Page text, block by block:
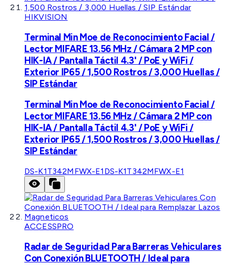
HIKVISION
Terminal Min Moe de Reconocimiento Facial /
Lector MIFARE 13.56 MHz / Cámara 2 MP con
HIK-IA / Pantalla Táctil 4.3' / PoE y WiFi /
Exterior IP65 / 1,500 Rostros / 3,000 Huellas /
SIP Estándar
Terminal Min Moe de Reconocimiento Facial /
Lector MIFARE 13.56 MHz / Cámara 2 MP con
HIK-IA / Pantalla Táctil 4.3' / PoE y WiFi /
Exterior IP65 / 1,500 Rostros / 3,000 Huellas /
SIP Estándar
DS-K1T342MFWX-E1 DS-K1T342MFWX-E1
ACCESSPRO
Radar de Seguridad Para Barreras Vehiculares
Con Conexión BLUETOOTH / Ideal para